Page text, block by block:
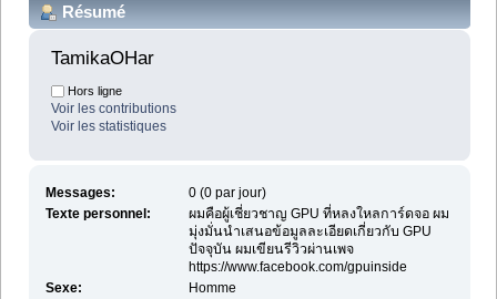
Résumé
TamikaOHar
Hors ligne
Voir les contributions
Voir les statistiques
Messages:
0 (0 par jour)
Texte personnel:
ผมคือผู้เชี่ยวชาญ GPU ที่หลงใหลการ์ดจอ ผม
มุ่งมั่นนำเสนอข้อมูลละเอียดเกี่ยวกับ GPU
ปัจจุบัน ผมเขียนรีวิวผ่านเพจ
https://www.facebook.com/gpuinside
Sexe:
Homme